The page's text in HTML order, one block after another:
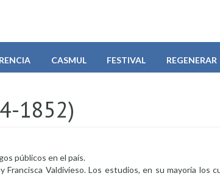
CASMUL FESTIVAL REGENERAR
1852)
públicos en el país.
Valdivieso. Los estudios, en su mayoría los